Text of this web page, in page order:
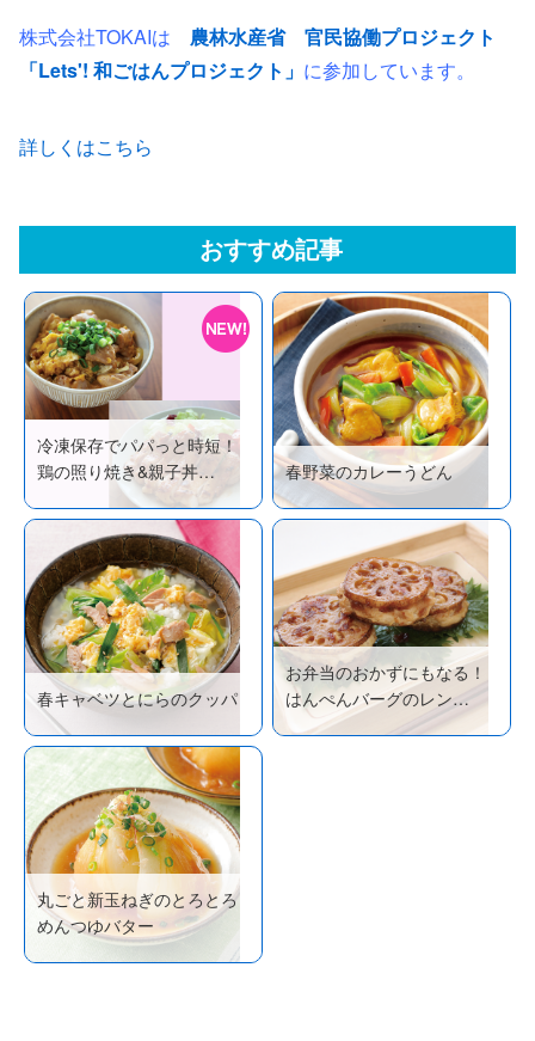
株式会社TOKAIは 農林水産省 官民協働プロジェクト
「Lets'! 和ごはんプロジェクト」 に参加しています。
詳しくはこちら
おすすめ記事
冷凍保存でパパっと時短！
鶏の照り焼き&親子丼…
春野菜のカレーうどん
春キャベツとにらのクッパ
お弁当のおかずにもなる！
はんぺんバーグのレン…
丸ごと新玉ねぎのとろとろ
めんつゆバター